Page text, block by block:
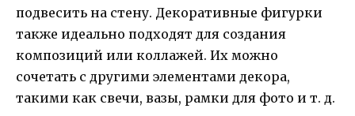
подвесить на стену. Декоративные фигурки
также идеально подходят для создания
композиций или коллажей. Их можно
сочетать с другими элементами декора,
такими как свечи, вазы, рамки для фото и т. д.